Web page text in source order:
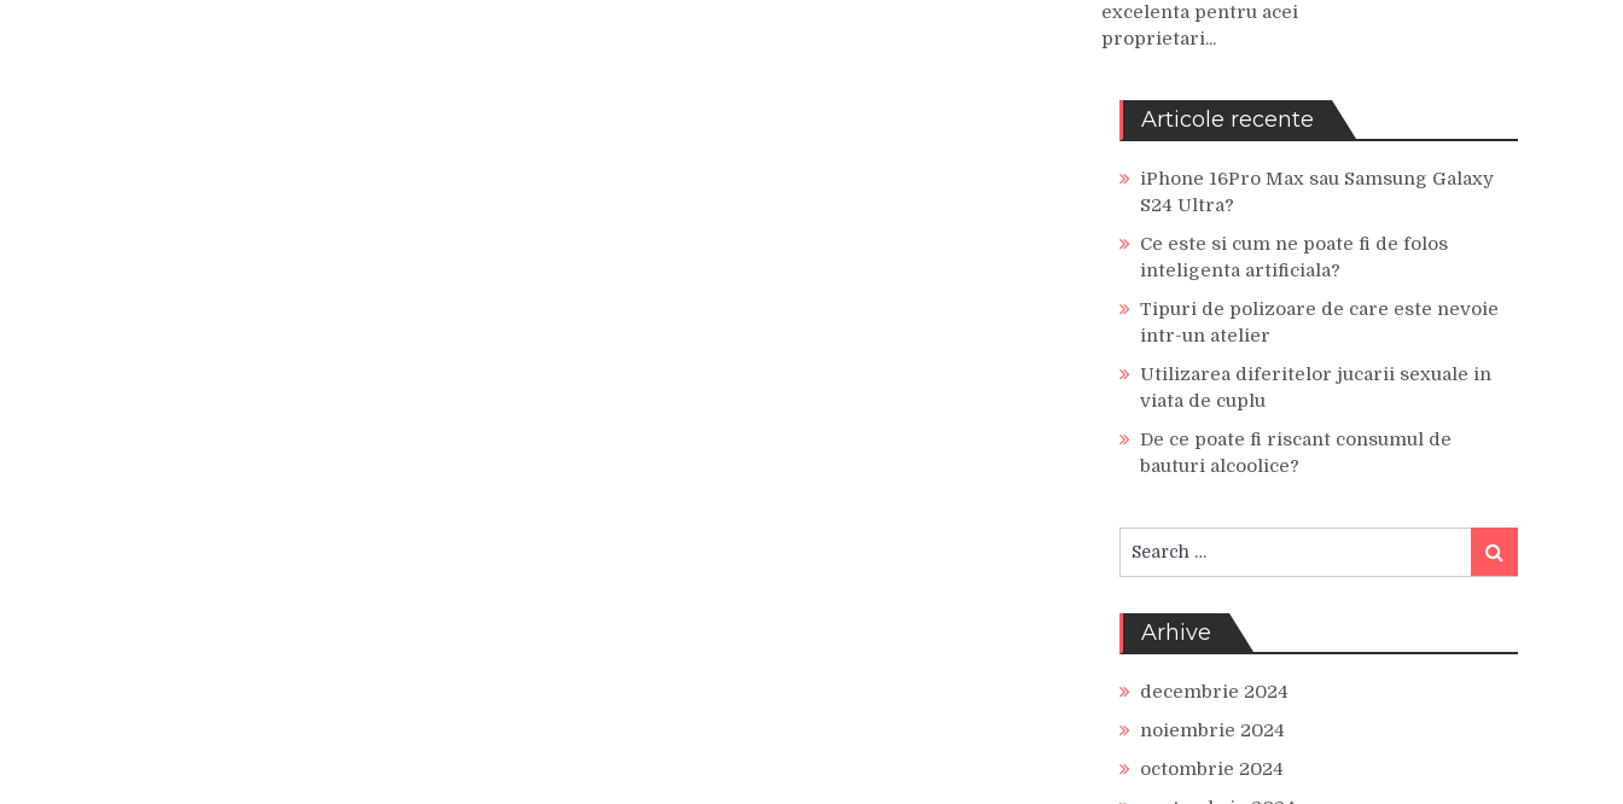
excelenta pentru acei
proprietari...
Articole recente
iPhone 16Pro Max sau Samsung Galaxy
S24 Ultra?
Ce este si cum ne poate fi de folos
inteligenta artificiala?
Tipuri de polizoare de care este nevoie
intr-un atelier
Utilizarea diferitelor jucarii sexuale in
viata de cuplu
De ce poate fi riscant consumul de
bauturi alcoolice?
for:
Search
Arhive
decembrie 2024
noiembrie 2024
octombrie 2024